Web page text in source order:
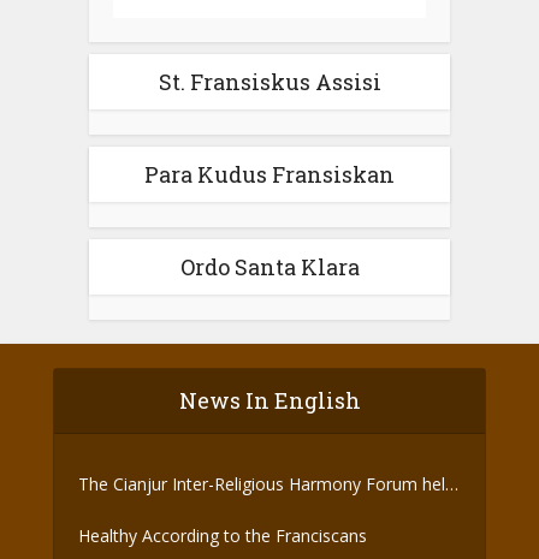
St. Fransiskus Assisi
Para Kudus Fransiskan
Ordo Santa Klara
News In English
The Cianjur Inter-Religious Harmony Forum held
Healthy According to the Franciscans